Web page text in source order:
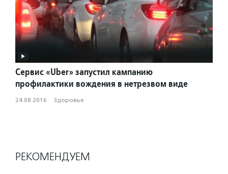
Сервис «Uber» запустил кампанию
профилактики вождения в нетрезвом виде
24.08.2016 · Здоровье
РЕКОМЕНДУЕМ